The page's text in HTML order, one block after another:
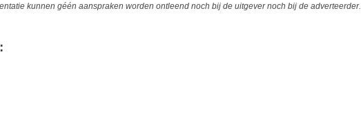
kunnen géén aanspraken worden ontleend noch bij de uitgever noch bij de adverteerder.